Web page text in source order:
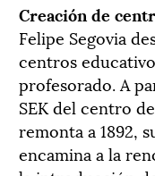
Creación de
Felipe Segovia
centros
profesorado. A
SEK del centro
remonta a 1892,
encamina a la